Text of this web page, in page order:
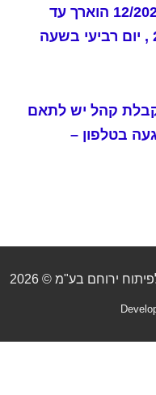
מכרז קאנטרי 12/2025 הוארך עד
לתאריך 21.5.25 , יום רביעי בשעה
קהל יש לתאם
בטלפון –
ירוחם בע"מ © 2026